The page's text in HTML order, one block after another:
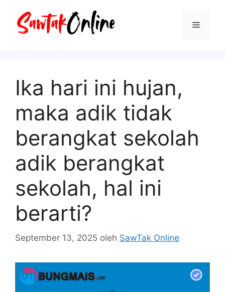
Menu
Ika hari ini hujan,
maka adik tidak
berangkat sekolah
adik berangkat
sekolah, hal ini
berarti?
September 13, 2025 oleh SawTak Online